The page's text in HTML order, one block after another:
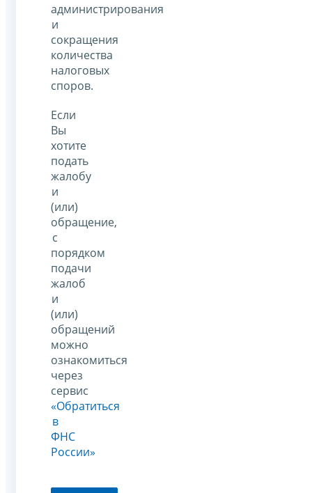
администрирования
и
сокращения
количества
налоговых
споров.
Если
Вы
хотите
подать
жалобу
и
(или)
обращение,
с
порядком
подачи
жалоб
и
(или)
обращений
можно
ознакомиться
через
сервис
«Обратиться
в
ФНС
России»